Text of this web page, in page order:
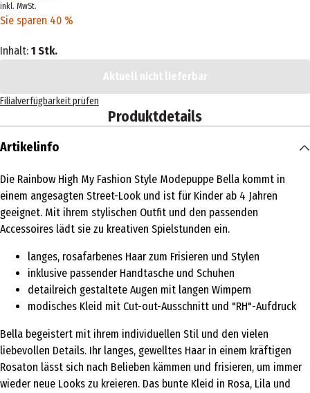
inkl. MwSt.
Sie sparen 40 %
Inhalt: 1 Stk.
Aktuell nicht lieferbar
Filialverfügbarkeit prüfen
Produktdetails
Artikelinfo
Die Rainbow High My Fashion Style Modepuppe Bella kommt in
einem angesagten Street-Look und ist für Kinder ab 4 Jahren
geeignet. Mit ihrem stylischen Outfit und den passenden
Accessoires lädt sie zu kreativen Spielstunden ein.
langes, rosafarbenes Haar zum Frisieren und Stylen
inklusive passender Handtasche und Schuhen
detailreich gestaltete Augen mit langen Wimpern
modisches Kleid mit Cut-out-Ausschnitt und "RH"-Aufdruck
Bella begeistert mit ihrem individuellen Stil und den vielen
liebevollen Details. Ihr langes, gewelltes Haar in einem kräftigen
Rosaton lässt sich nach Belieben kämmen und frisieren, um immer
wieder neue Looks zu kreieren. Das bunte Kleid in Rosa, Lila und